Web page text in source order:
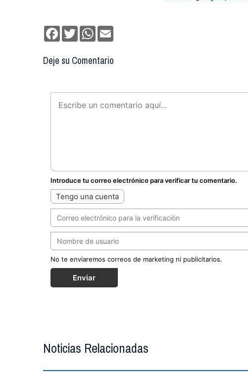
Facebook
TwitterWhatsApp
Deje su Comentario
Introduce tu correo electrónico para verificar tu comentario.
Tengo una cuenta
No te enviaremos correos de marketing ni publicitarios.
Enviar
Noticias Relacionadas